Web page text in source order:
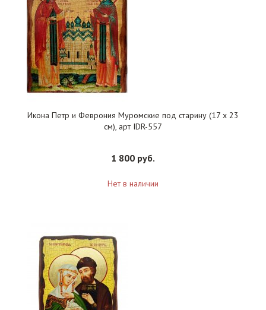
Икона Петр и Феврония Муромские под старину (17 х 23
см), арт IDR-557
1 800 руб.
Нет в наличии